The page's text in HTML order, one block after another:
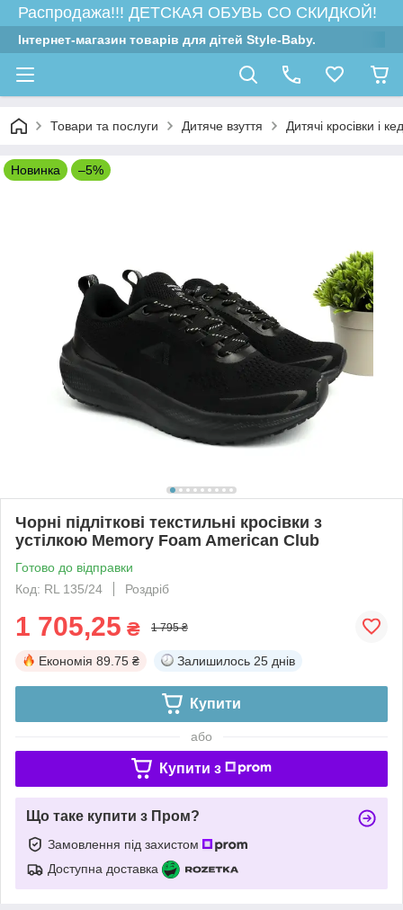
Распродажа!!! ДЕТСКАЯ ОБУВЬ СО СКИДКОЙ!
Інтернет-магазин товарів для дітей Style-Baby.
Товари та послуги Дитяче взуття Дитячі кросівки і
Новинка –5%
Чорні підліткові текстильні кросівки з
устілкою Memory Foam American Club
Готово до відправки
Код: RL 135/24
Роздріб
1 705,25 ₴ 1 795 ₴
Економія 89.75 ₴ Залишилось 25 днів
Купити
або
Купити з
Що таке купити з Пром?
Замовлення під захистом
Доступна доставка